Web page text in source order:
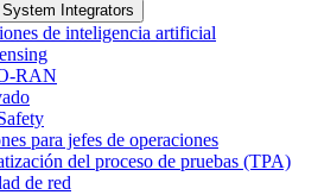
Integrators
de inteligencia artificial
RAN
para jefes de operaciones
del proceso de pruebas (TPA)
de red